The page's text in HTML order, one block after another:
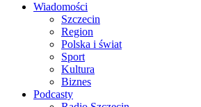
Wiadomości
Szczecin
Region
Polska i świat
Sport
Kultura
Biznes
Podcasty